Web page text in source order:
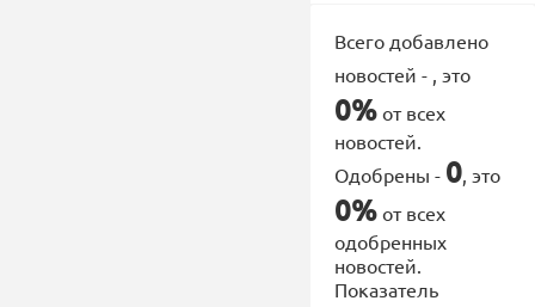
Всего добавлено
новостей - , это
0% от всех
новостей.
Одобрены - 0, это
0% от всех
одобренных
новостей.
Показатель